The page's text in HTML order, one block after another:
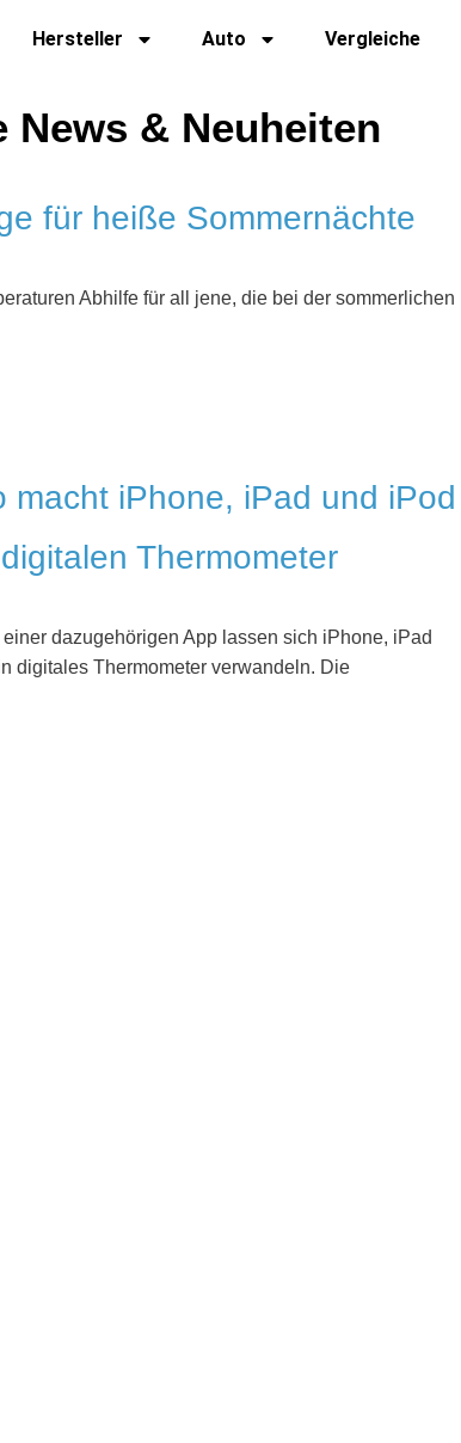
Hersteller Auto Vergleiche
& Neuheiten
für heiße Sommernächte
Abhilfe für all jene, die bei der sommerlichen
macht iPhone, iPad und iPod
Thermometer
dazugehörigen App lassen sich iPhone, iPad
digitales Thermometer verwandeln. Die